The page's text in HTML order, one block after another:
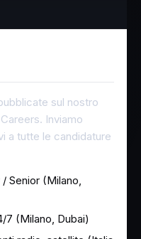
sul nostro
Inviamo
a tutte le candidature
Senior (Milano,
7 (Milano, Dubai)